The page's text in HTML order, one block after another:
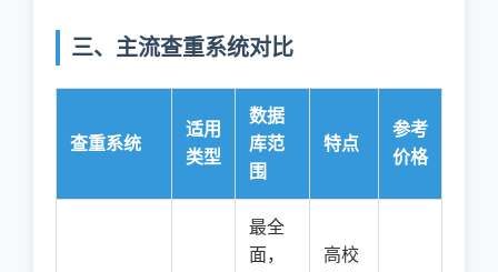
三、主流查重系统对比
查重系统
适用
类型
数据
库范
围
特点
参考
价格
最全
面，
高校